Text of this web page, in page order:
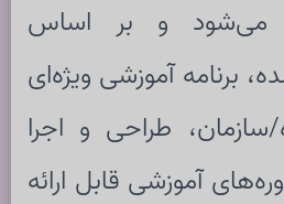
می‌شود و بر اساس
برنامه آموزشی ویژه‌ای
سازمان، طراحی و اجرا
آموزشی قابل ارائه